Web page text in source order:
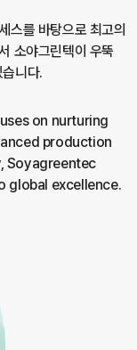
스를 바탕으로 최고의
소야그린텍이 우뚝
니다.
on nurturing
production
Soyagreentec
global excellence.